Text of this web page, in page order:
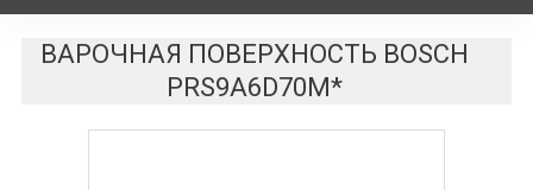
ВАРОЧНАЯ ПОВЕРХНОСТЬ BOSCH
PRS9A6D70M*